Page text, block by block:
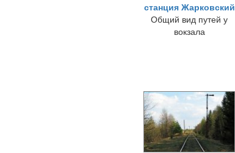
станция Жарковский
Общий вид путей у
вокзала